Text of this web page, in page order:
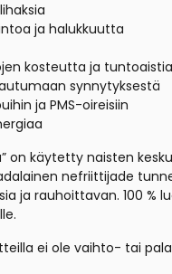
ja halukkuutta
kosteutta ja tuntoaistia
synnytyksestä
ja PMS-oireisiin
on käytetty naisten
nefriittijade
ja rauhoittavan. 100
ei ole vaihto- tai